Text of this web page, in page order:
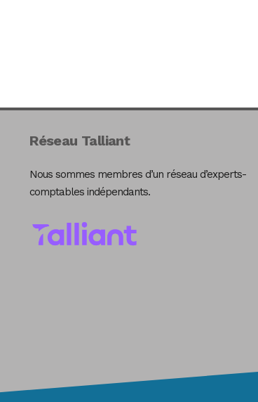
Réseau Talliant
Nous sommes membres d’un réseau d’experts-
comptables indépendants.